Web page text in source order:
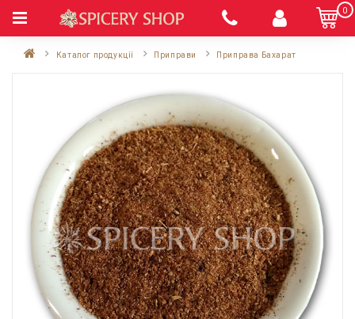
0
Каталог продукції Приправи Приправа Бахарат